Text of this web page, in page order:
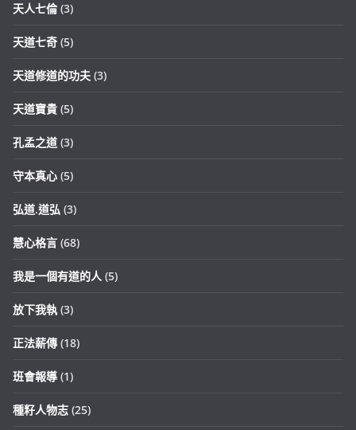
天人七倫 (3)
天道七奇 (5)
天道修道的功夫 (3)
天道寶貴 (5)
孔孟之道 (3)
守本真心 (5)
弘道.道弘 (3)
慧心格言 (68)
我是一個有道的人 (5)
放下我執 (3)
正法薪傳 (18)
班會報導 (1)
種籽人物志 (25)